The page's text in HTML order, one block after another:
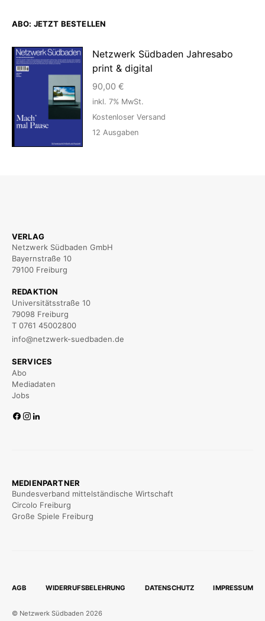
ABO: JETZT BESTELLEN
Netzwerk Südbaden Jahresabo
print & digital
90,00 €
inkl. 7% MwSt.
Kostenloser Versand
12 Ausgaben
VERLAG
Netzwerk Südbaden GmbH
Bayernstraße 10
79100 Freiburg
REDAKTION
Universitätsstraße 10
79098 Freiburg
T 0761 45002800
info@netzwerk-suedbaden.de
SERVICES
Abo
Mediadaten
Jobs
MEDIENPARTNER
Bundesverband mittelständische Wirtschaft
Circolo Freiburg
Große Spiele Freiburg
AGB WIDERRUFSBELEHRUNG DATENSCHUTZ IMPRESSUM
© Netzwerk Südbaden 2026